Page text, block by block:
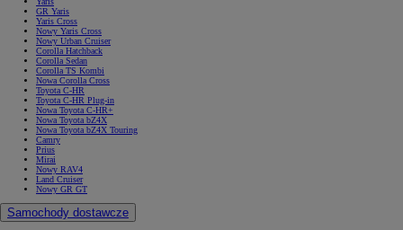
GR Yaris
Yaris Cross
Nowy Yaris Cross
Nowy Urban Cruiser
Corolla Hatchback
Corolla Sedan
Corolla TS Kombi
Nowa Corolla Cross
Toyota C-HR
Toyota C-HR Plug-in
Nowa Toyota C-HR+
Nowa Toyota bZ4X
Nowa Toyota bZ4X Touring
Camry
Prius
Mirai
Nowy RAV4
Land Cruiser
Nowy GR GT
Samochody dostawcze